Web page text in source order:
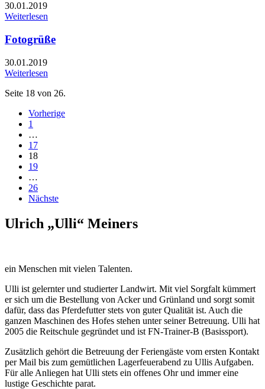
30.01.2019
Weiterlesen
Fotogrüße
30.01.2019
Weiterlesen
Seite 18 von 26.
Vorherige
1
…
17
18
19
…
26
Nächste
Ulrich „Ulli“ Meiners
ein Menschen mit vielen Talenten.
Ulli ist gelernter und studierter Landwirt. Mit viel Sorgfalt kümmert
er sich um die Bestellung von Acker und Grünland und sorgt somit
dafür, dass das Pferdefutter stets von guter Qualität ist. Auch die
ganzen Maschinen des Hofes stehen unter seiner Betreuung. Ulli hat
2005 die Reitschule gegründet und ist FN-Trainer-B (Basissport).
Zusätzlich gehört die Betreuung der Feriengäste vom ersten Kontakt
per Mail bis zum gemütlichen Lagerfeuerabend zu Ullis Aufgaben.
Für alle Anliegen hat Ulli stets ein offenes Ohr und immer eine
lustige Geschichte parat.